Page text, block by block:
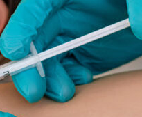
メディカルダ
モフィウ